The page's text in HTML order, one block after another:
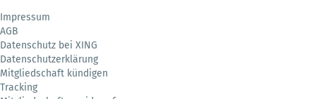
Impressum
AGB
Datenschutz bei XING
Datenschutzerklärung
Mitgliedschaft kündigen
Tracking